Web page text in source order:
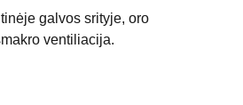
galvos srityje, oro
ventiliacija.